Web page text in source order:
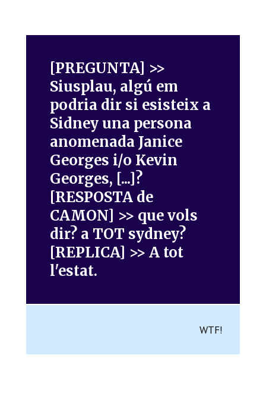
[PREGUNTA] >>
Siusplau, algú em
podria dir si esisteix a
Sidney una persona
anomenada Janice
Georges i/o Kevin
Georges, [...]?
[RESPOSTA de
CAMON] >> que vols
dir? a TOT sydney?
[REPLICA] >> A tot
l'estat.
WTF!